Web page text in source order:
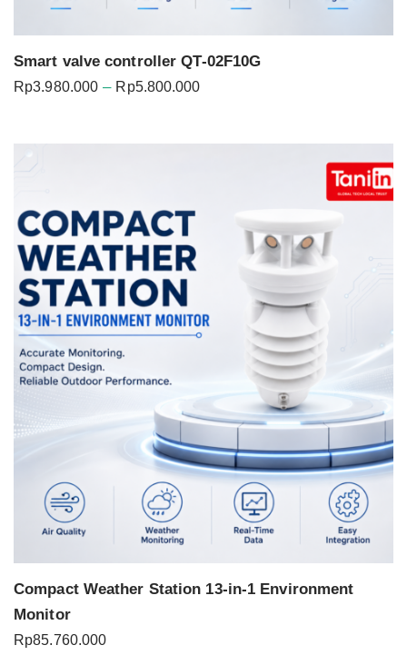
Smart valve controller QT-02F10G
Rp3.980.000 – Rp5.800.000Price
Compact Weather Station 13-in-1 Environment
Monitor
Rp85.760.000